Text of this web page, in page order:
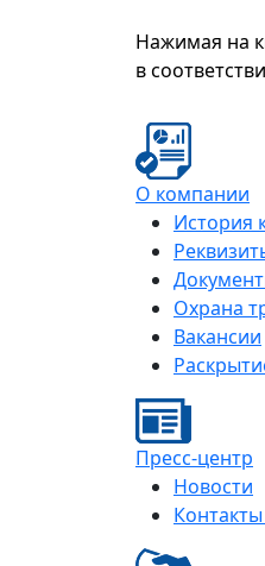
Нажимая на
в
О компании
История
Охрана
Вакансии
Пресс-центр
Новости